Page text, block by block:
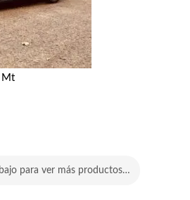
Mt
para ver más productos…